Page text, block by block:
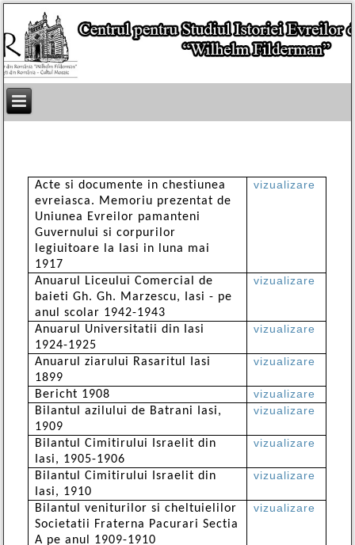
Acte si documente in chestiunea
evreiasca. Memoriu prezentat de
Uniunea Evreilor pamanteni
Guvernului si corpurilor
legiuitoare la Iasi in luna mai
1917
vizualizare
Anuarul Liceului Comercial de
baieti Gh. Gh. Marzescu, Iasi - pe
anul scolar 1942-1943
vizualizare
Anuarul Universitatii din Iasi
1924-1925
vizualizare
Anuarul ziarului Rasaritul Iasi
1899
vizualizare
Bericht 1908
vizualizare
Bilantul azilului de Batrani Iasi,
1909
vizualizare
Bilantul Cimitirului Israelit din
Iasi, 1905-1906
vizualizare
Bilantul Cimitirului Israelit din
Iasi, 1910
vizualizare
Bilantul veniturilor si cheltuielilor
Societatii Fraterna Pacurari Sectia
A pe anul 1909-1910
vizualizare